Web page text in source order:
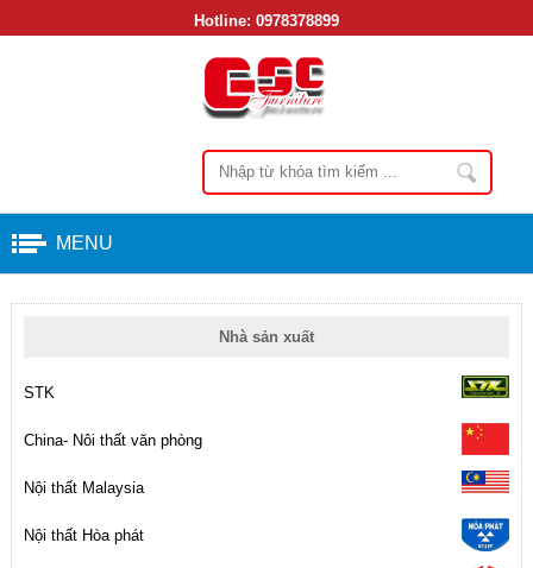
Hotline: 0978378899
MENU
Nhà sản xuất
STK
China- Nôi thất văn phòng
Nội thất Malaysia
Nội thất Hòa phát